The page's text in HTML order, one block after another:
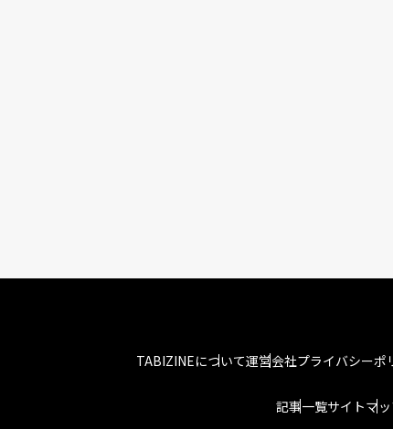
TABIZINEについて運営会社プライバシーポ
記事一覧サイトマ